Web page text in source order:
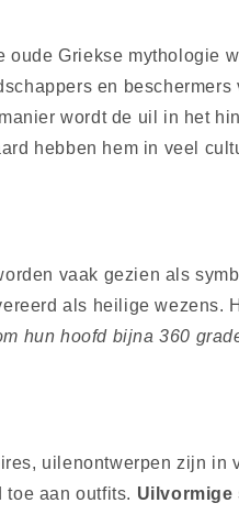
Griekse mythologie
en
wordt de uil in het
hebben hem in veel
vaak gezien als
als heilige wezens.
hun hoofd bijna 360
uilenontwerpen zijn in
aan outfits. Uilvormige